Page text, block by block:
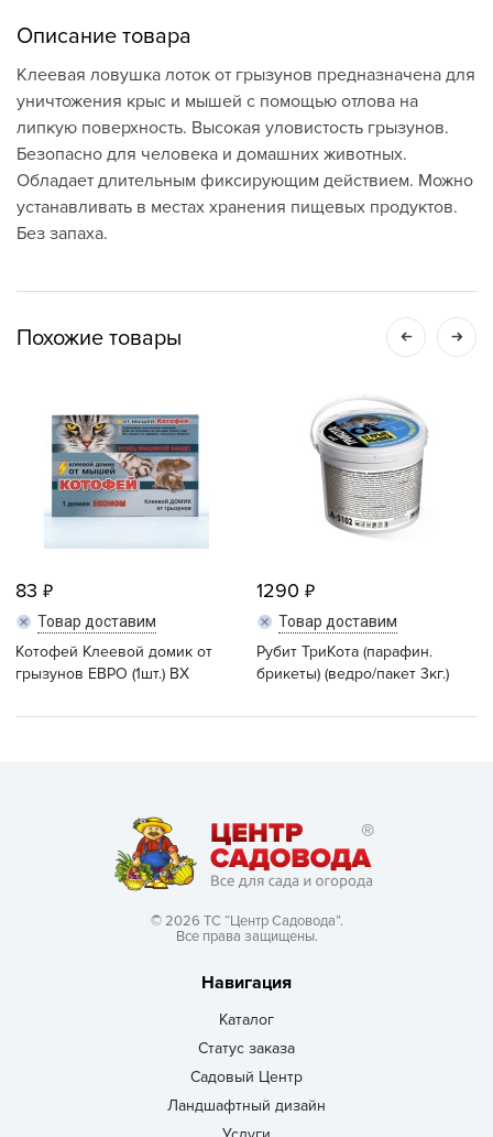
Описание товара
Клеевая ловушка лоток от грызунов предназначена для
уничтожения крыс и мышей с помощью отлова на
липкую поверхность. Высокая уловистость грызунов.
Безопасно для человека и домашних животных.
Обладает длительным фиксирующим действием. Можно
устанавливать в местах хранения пищевых продуктов.
Без запаха.
Похожие товары
83
Товар доставим
Котофей Клеевой домик от
грызунов ЕВРО (1шт.) ВХ
1290
Товар доставим
Рубит ТриКота (парафин.
брикеты) (ведро/пакет 3кг.)
© 2026 ТС “Центр Садовода”.
Все права защищены.
Навигация
Каталог
Статус заказа
Садовый Центр
Ландшафтный дизайн